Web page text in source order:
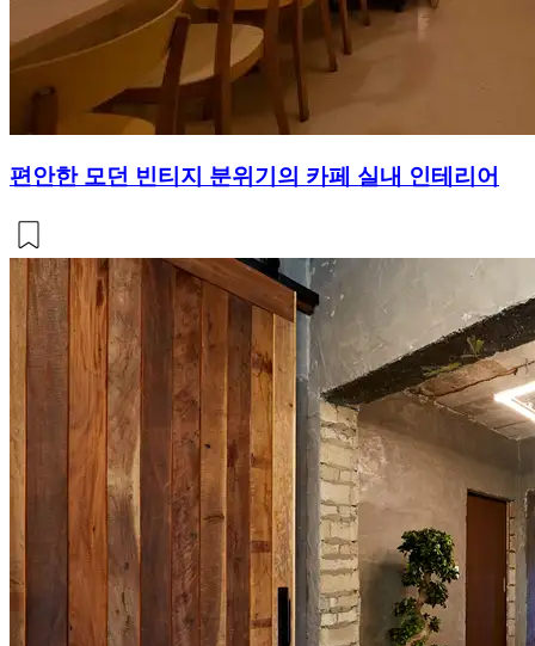
편안한 모던 빈티지 분위기의 카페 실내 인테리어